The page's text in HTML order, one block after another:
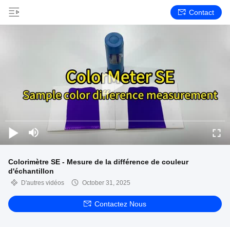
Contact
Colorimètre SE - Mesure de la différence de couleur
d'échantillon
D'autres vidéos October 31, 2025
Contactez Nous